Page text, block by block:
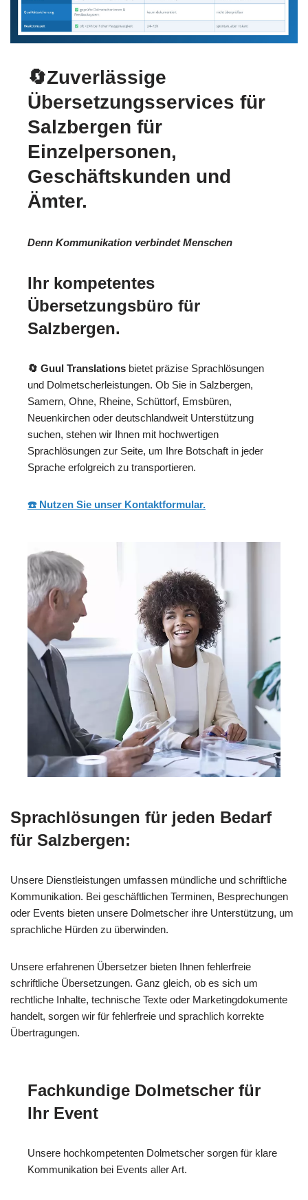
🔄Zuverlässige
Übersetzungsservices für
Salzbergen für
Einzelpersonen,
Geschäftskunden und
Ämter.
Denn Kommunikation verbindet Menschen
Ihr kompetentes
Übersetzungsbüro für
Salzbergen.
🔄 Guul Translations bietet präzise Sprachlösungen
und Dolmetscherleistungen. Ob Sie in Salzbergen,
Samern, Ohne, Rheine, Schüttorf, Emsbüren,
Neuenkirchen oder deutschlandweit Unterstützung
suchen, stehen wir Ihnen mit hochwertigen
Sprachlösungen zur Seite, um Ihre Botschaft in jeder
Sprache erfolgreich zu transportieren.
☎️ Nutzen Sie unser Kontaktformular.
Sprachlösungen für jeden Bedarf
für Salzbergen:
Unsere Dienstleistungen umfassen mündliche und schriftliche
Kommunikation. Bei geschäftlichen Terminen, Besprechungen
oder Events bieten unsere Dolmetscher ihre Unterstützung, um
sprachliche Hürden zu überwinden.
Unsere erfahrenen Übersetzer bieten Ihnen fehlerfreie
schriftliche Übersetzungen. Ganz gleich, ob es sich um
rechtliche Inhalte, technische Texte oder Marketingdokumente
handelt, sorgen wir für fehlerfreie und sprachlich korrekte
Übertragungen.
Fachkundige Dolmetscher für
Ihr Event
Unsere hochkompetenten Dolmetscher sorgen für klare
Kommunikation bei Events aller Art.